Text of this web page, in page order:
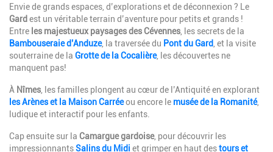
Description
Envie de grands espaces, d’explorations et de déconnexion ? Le
Gard est un véritable terrain d’aventure pour petits et grands !
Entre les majestueux paysages des Cévennes , les secrets de la
Bambouseraie d’Anduze, la traversée du Pont du Gard , et la visite
souterraine de la Grotte de la Cocalière, les découvertes ne
manquent pas!
À Nîmes , les familles plongent au cœur de l’Antiquité en explorant
les Arènes et la Maison Carréeou encore le musée de la Romanité,
ludique et interactif pour les enfants.
Cap ensuite sur la Camargue gardoise, pour découvrir les
impressionnantsSalins du Midi et grimper en haut destours et